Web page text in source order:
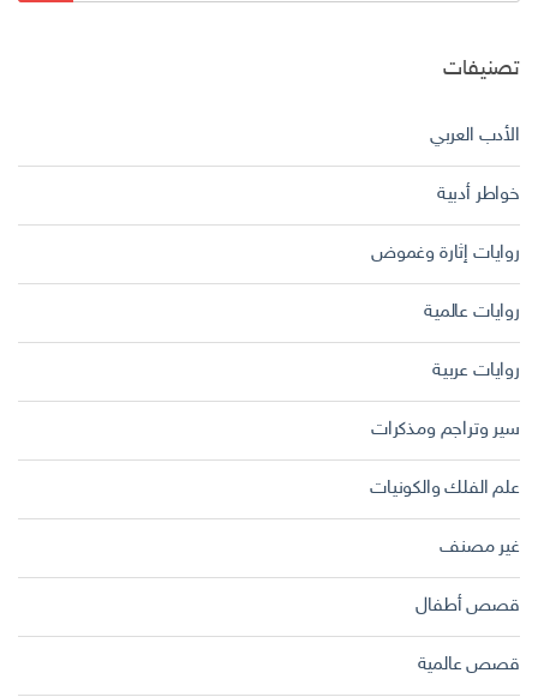
تصنيفات
الأدب العربي
خواطر أدبية
روايات إثارة وغموض
روايات عالمية
روايات عربية
سير وتراجم ومذكرات
علم الفلك والكونيات
غير مصنف
قصص أطفال
قصص عالمية